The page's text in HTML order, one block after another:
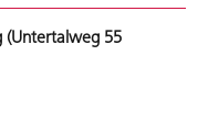
(Untertalweg 55